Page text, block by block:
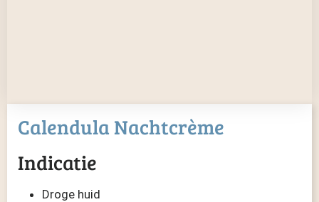
Calendula Nachtcrème
Indicatie
Droge huid